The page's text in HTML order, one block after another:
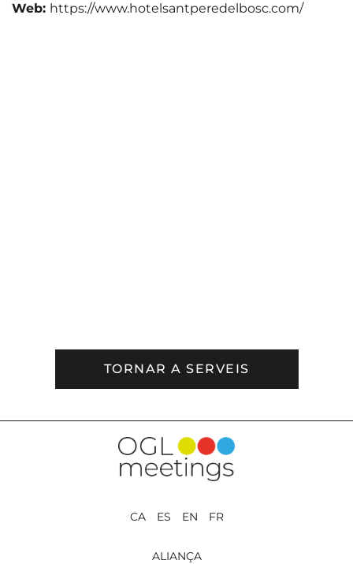
Web: https://www.hotelsantperedelbosc.com/
TORNAR A SERVEIS
CA ES EN FR
ALIANÇA